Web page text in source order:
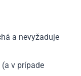
a nevyžaduje
v prípade